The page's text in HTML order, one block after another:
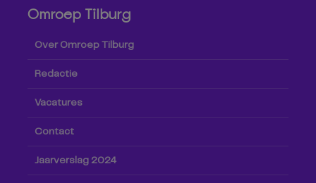
Omroep Tilburg
Over Omroep Tilburg
Redactie
Vacatures
Contact
Jaarverslag 2024